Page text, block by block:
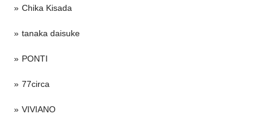
Chika Kisada
tanaka daisuke
PONTI
77circa
VIVIANO